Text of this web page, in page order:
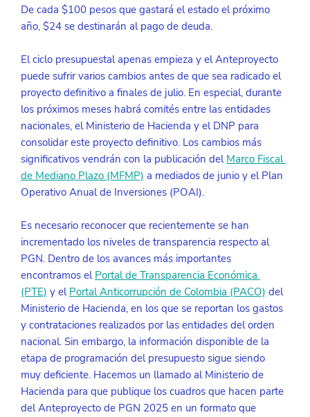
De cada $100 pesos que gastará el estado el próximo
año, $24 se destinarán al pago de deuda.
El ciclo presupuestal apenas empieza y el Anteproyecto
puede sufrir varios cambios antes de que sea radicado el
proyecto definitivo a finales de julio. En especial, durante
los próximos meses habrá comités entre las entidades
nacionales, el Ministerio de Hacienda y el DNP para
consolidar este proyecto definitivo. Los cambios más
significativos vendrán con la publicación del Marco Fiscal
de Mediano Plazo (MFMP) a mediados de junio y el Plan
Operativo Anual de Inversiones (POAI).
Es necesario reconocer que recientemente se han
incrementado los niveles de transparencia respecto al
PGN. Dentro de los avances más importantes
encontramos el Portal de Transparencia Económica
(PTE) y el Portal Anticorrupción de Colombia (PACO) del
Ministerio de Hacienda, en los que se reportan los gastos
y contrataciones realizados por las entidades del orden
nacional. Sin embargo, la información disponible de la
etapa de programación del presupuesto sigue siendo
muy deficiente. Hacemos un llamado al Ministerio de
Hacienda para que publique los cuadros que hacen parte
del Anteproyecto de PGN 2025 en un formato que